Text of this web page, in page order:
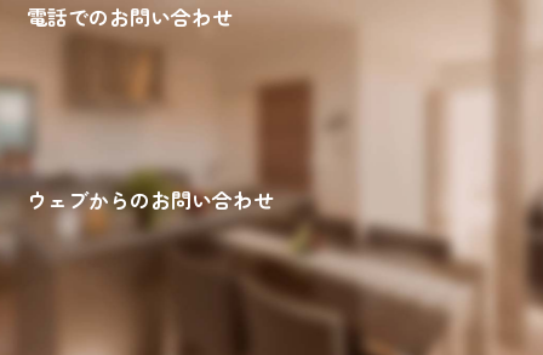
電話でのお問い合わせ
ウェブからのお問い合わせ
お問い合わせ 資料請求